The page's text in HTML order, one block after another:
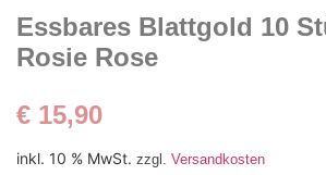
Essbares Blattgold 10
Rosie Rose
€ 15,90
inkl. 10 % MwSt. zzgl. Versandkosten